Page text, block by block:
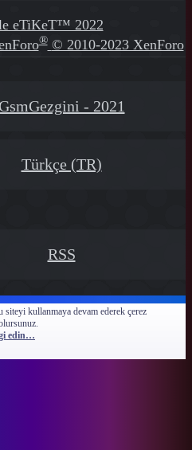
eTiKeT™ 2022
® © 2010-2023 XenForo
- 2021
Türkçe (TR)
RSS
siteyi kullanmaya devam ederek çerez
edin…